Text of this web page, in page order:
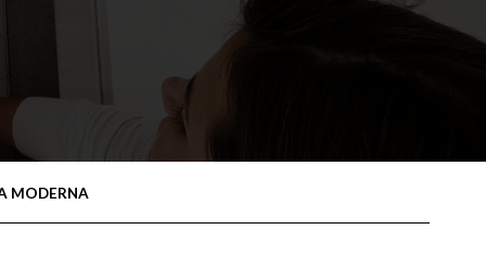
MODERNA